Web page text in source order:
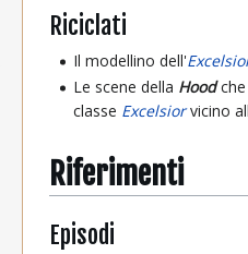
Riciclati
Il modellino dell'
Le scene della Hoodche
classe Excelsiorvicino
Riferimenti
Episodi